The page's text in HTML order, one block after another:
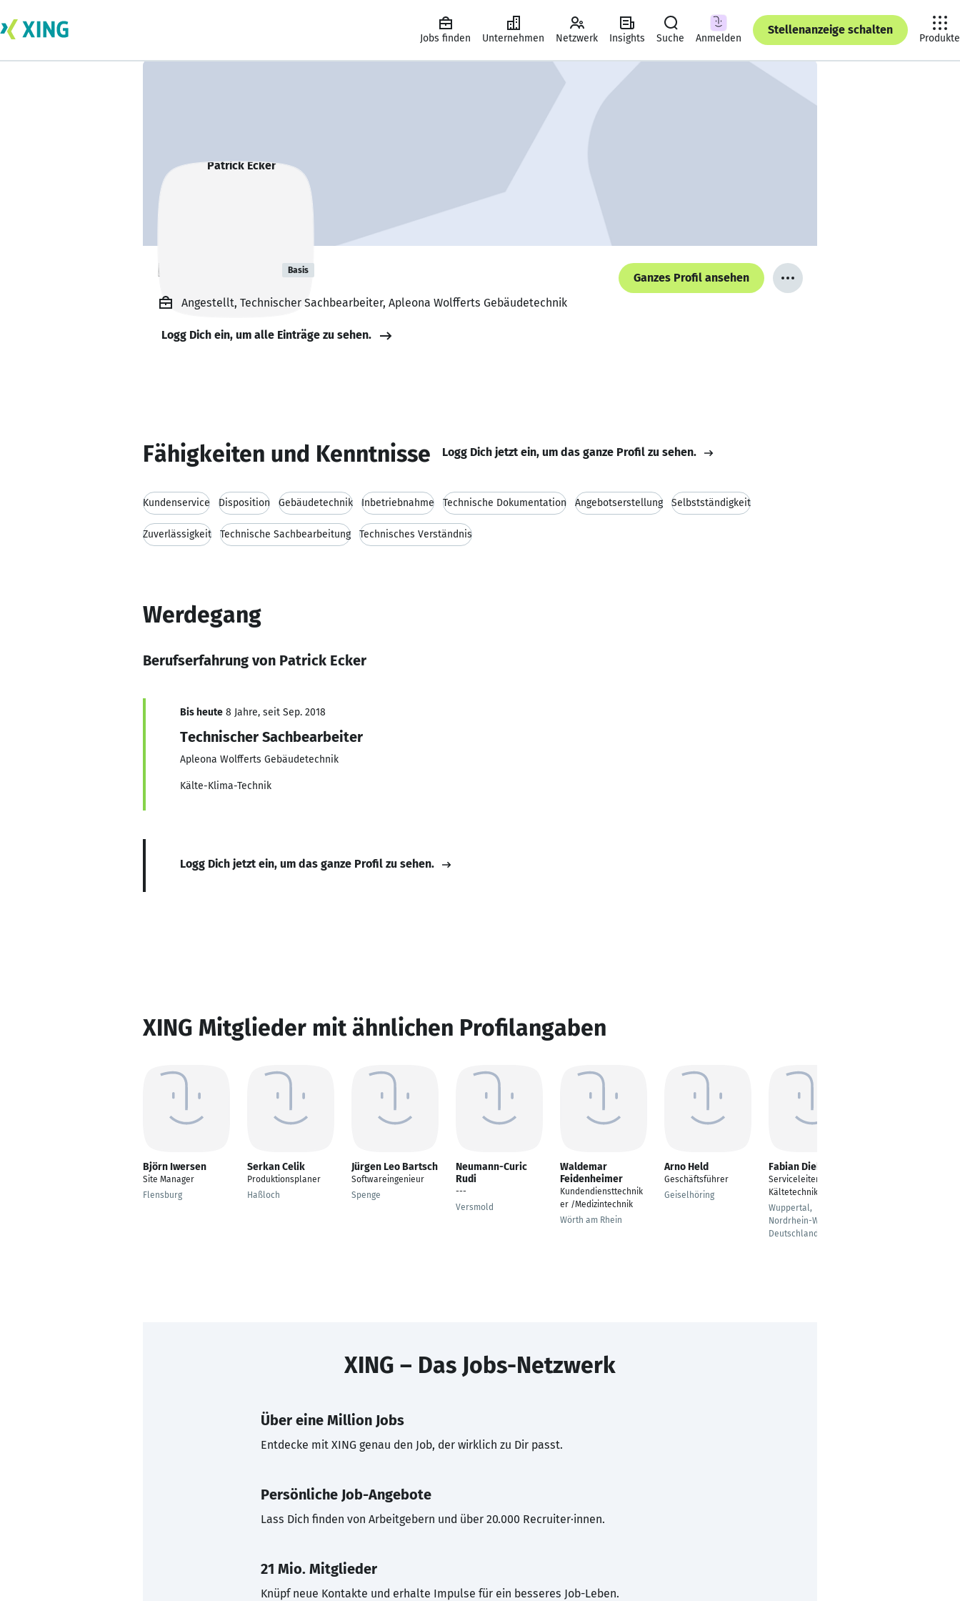
Jobs finden Unternehmen Netzwerk Insights Suche Anmelden
Stellenanzeige schalten
Produkte
Patrick Ecker Basis
Ganzes Profil ansehen
Angestellt, Technischer Sachbearbeiter, Apleona Wolfferts Gebäudetechnik
Logg Dich ein, um alle Einträge zu sehen.
Fähigkeiten und Kenntnisse Logg Dich jetzt ein, um das ganze Profil zu sehen.
Kundenservice Disposition Gebäudetechnik Inbetriebnahme Technische Dokumentation Angebotserstellung Selbstständigkeit
Zuverlässigkeit Technische Sachbearbeitung Technisches Verständnis
Werdegang
Berufserfahrung von Patrick Ecker
Bis heute 8 Jahre, seit Sep. 2018
Technischer Sachbearbeiter
Apleona Wolfferts Gebäudetechnik
Kälte-Klima-Technik
Logg Dich jetzt ein, um das ganze Profil zu sehen.
XING Mitglieder mit ähnlichen Profilangaben
Björn Iwersen
Site Manager
Flensburg
Serkan Celik
Produktionsplaner
Haßloch
Jürgen Leo Bartsch
Softwareingenieur
Spenge
Neumann-Curic
Rudi
---
Versmold
Waldemar
Feidenheimer
Kundendiensttechnik
er /Medizintechnik
Wörth am Rhein
Arno Held
Geschäftsführer
Geiselhöring
Fabian Diehl
Serviceleiter
Kältetechnik
Wuppertal,
Nordrhein-Westfalen,
Deutschland
XING – Das Jobs-Netzwerk
Über eine Million Jobs
Entdecke mit XING genau den Job, der wirklich zu Dir passt.
Persönliche Job-Angebote
Lass Dich finden von Arbeitgebern und über 20.000 Recruiter·innen.
21 Mio. Mitglieder
Knüpf neue Kontakte und erhalte Impulse für ein besseres Job-Leben.